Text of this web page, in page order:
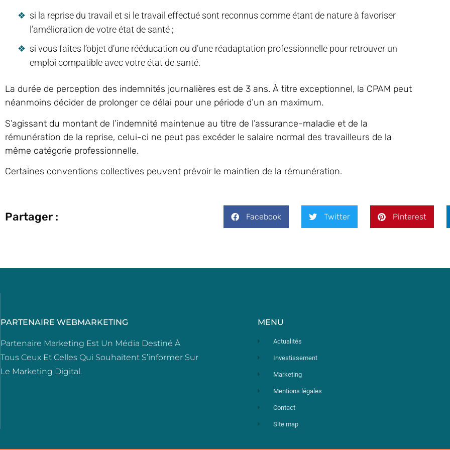
si la reprise du travail et si le travail effectué sont reconnus comme étant de nature à favoriser
l’amélioration de votre état de santé ;
si vous faites l’objet d’une rééducation ou d’une réadaptation professionnelle pour retrouver un
emploi compatible avec votre état de santé.
La durée de perception des indemnités journalières est de 3 ans. À titre exceptionnel, la CPAM peut
néanmoins décider de prolonger ce délai pour une période d’un an maximum.
S’agissant du montant de l’indemnité maintenue au titre de l’assurance-maladie et de la
rémunération de la reprise, celui-ci ne peut pas excéder le salaire normal des travailleurs de la
même catégorie professionnelle.
Certaines conventions collectives peuvent prévoir le maintien de la rémunération.
Partager : Facebook Twitter Pinterest
PARTENAIRE WEBMARKETING
Partenaire Marketing Est Un Média Destiné À
Tous Ceux Et Celles Qui Souhaitent S’informer Sur
Le Marketing Digital.
MENU
Actualités
Investissement
Marketing
Mentions légales
Contact
Site map